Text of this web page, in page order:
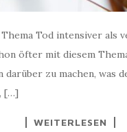
Tod intensiver als
öfter mit diesem
zu machen, was
[…]
WEITERLESEN